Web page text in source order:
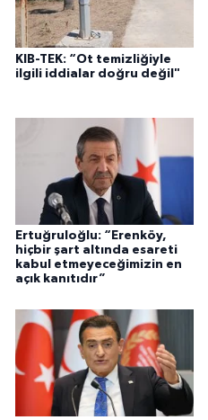
KIB-TEK: “Ot temizliğiyle
ilgili iddialar doğru değil"
Ertuğruloğlu: “Erenköy,
hiçbir şart altında esareti
kabul etmeyeceğimizin en
açık kanıtıdır”